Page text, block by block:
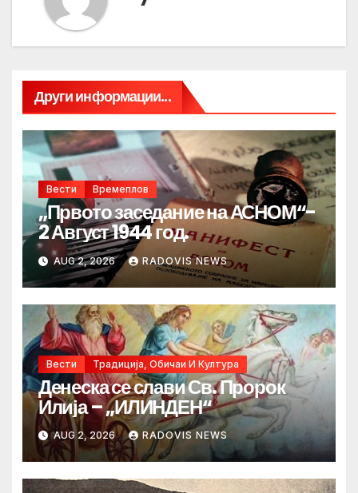
Други информации...
Вести Времеплов
„Првото заседание на АСНОМ“-
2 Август 1944 год.
AUG 2, 2026 RADOVIS NEWS
Вести Традиција, Обичаи И Култура
Денеска се слави Св. Пророк
Илија – „ИЛИНДЕН“
AUG 2, 2026 RADOVIS NEWS